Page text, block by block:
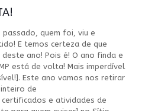
passado, quem foi, viu e
E temos certeza de que
ano! Pois é! O ano finda e
está de volta! Mais imperdível
Este ano vamos nos retirar
de
e atividades de